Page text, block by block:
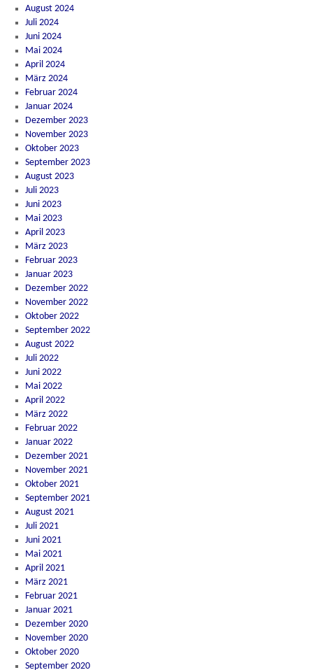
August 2024
Juli 2024
Juni 2024
Mai 2024
April 2024
März 2024
Februar 2024
Januar 2024
Dezember 2023
November 2023
Oktober 2023
September 2023
August 2023
Juli 2023
Juni 2023
Mai 2023
April 2023
März 2023
Februar 2023
Januar 2023
Dezember 2022
November 2022
Oktober 2022
September 2022
August 2022
Juli 2022
Juni 2022
Mai 2022
April 2022
März 2022
Februar 2022
Januar 2022
Dezember 2021
November 2021
Oktober 2021
September 2021
August 2021
Juli 2021
Juni 2021
Mai 2021
April 2021
März 2021
Februar 2021
Januar 2021
Dezember 2020
November 2020
Oktober 2020
September 2020